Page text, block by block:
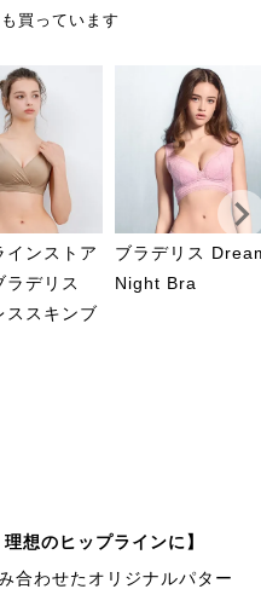
買っています
インストア
ラデリス
ススキンブ
ブラデリス
Night Bra
想のヒップラインに】
合わせたオリジナルパター